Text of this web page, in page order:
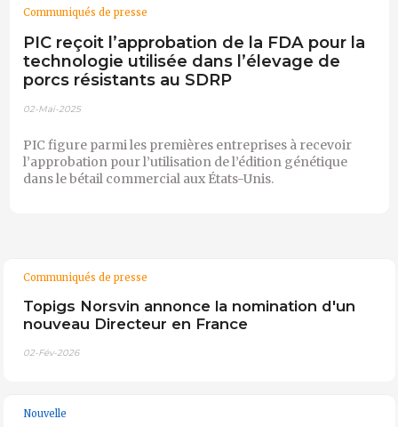
Communiqués de presse
PIC reçoit l’approbation de la FDA pour la
technologie utilisée dans l’élevage de
porcs résistants au SDRP
02-Mai-2025
PIC figure parmi les premières entreprises à recevoir
l’approbation pour l’utilisation de l’édition génétique
dans le bétail commercial aux États-Unis.
Communiqués de presse
Topigs Norsvin annonce la nomination d'un
nouveau Directeur en France
02-Fév-2026
Nouvelle